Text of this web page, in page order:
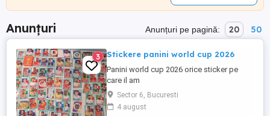
Anunțuri Anunțuri pe pagină: 20 50
3 Stickere panini world cup 2026
Panini world cup 2026 orice sticker pe
care il am
Sector 6, Bucuresti
4 august